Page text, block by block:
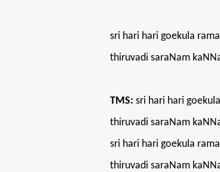
sri hari hari goekula
thiruvadi saraNam
TMS: sri hari hari
thiruvadi saraNam
sri hari hari goekula
thiruvadi saraNam